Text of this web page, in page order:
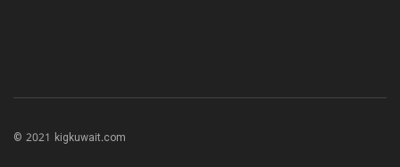
© 2021 kigkuwait.com